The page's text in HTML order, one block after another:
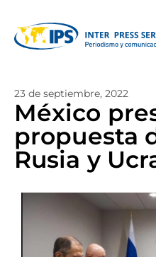
23 de septiembre, 2022
México
propuesta
Rusia y